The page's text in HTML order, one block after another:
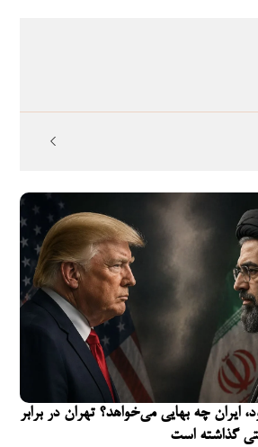
ایران چه بهایی می‌خواهد؟ تهران در برابر
گذاشته است